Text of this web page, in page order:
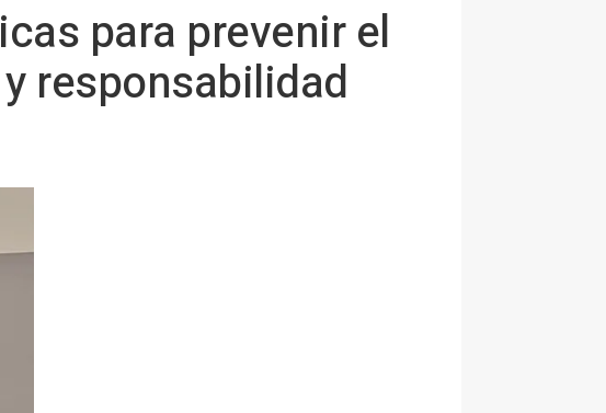
para prevenir el
responsabilidad